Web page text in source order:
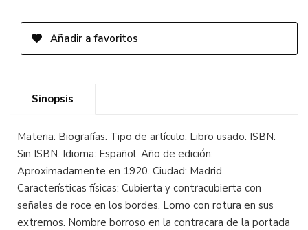
Añadir a favoritos
Sinopsis
Materia: Biografías. Tipo de artículo: Libro usado. ISBN:
Sin ISBN. Idioma: Español. Año de edición:
Aproximadamente en 1920. Ciudad: Madrid.
Características físicas: Cubierta y contracubierta con
señales de roce en los bordes. Lomo con rotura en sus
extremos. Nombre borroso en la contracara de la portada